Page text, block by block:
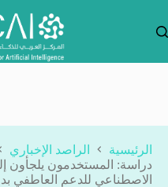
المحتوى
الرئيسية
الراصد الإخباري
دراسة: المستخدمون يلجأون
الاصطناعي للدعم العاطفي